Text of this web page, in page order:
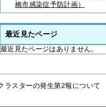
橋市感染症予防計画）
最近見たページ
最近見たページはありません。
ラスターの発生第2報について